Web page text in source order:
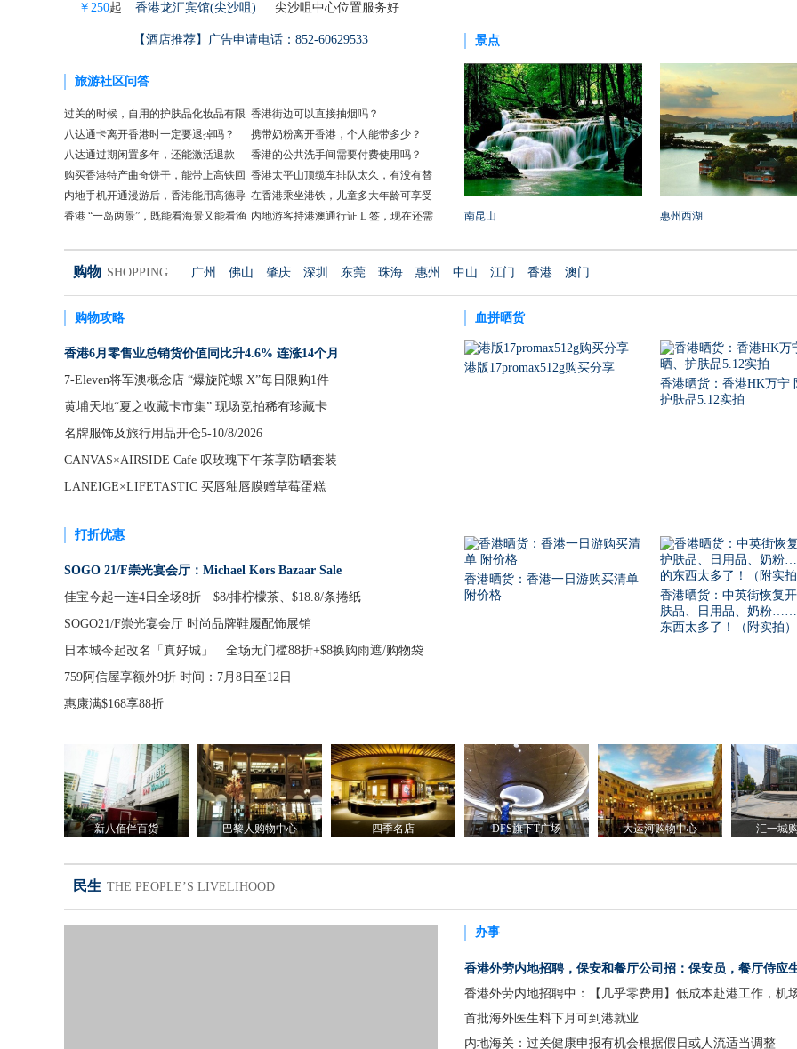
￥250起 香港龙汇宾馆(尖沙咀) 尖沙咀中心位置服务好
【酒店推荐】广告申请电话：852-60629533
旅游社区问答
过关的时候，自用的护肤品化妆品有限
购规定吗？
香港街边可以直接抽烟吗？
八达通卡离开香港时一定要退掉吗？
携带奶粉离开香港，个人能带多少？
八达通过期闲置多年，还能激活退款
吗？
香港的公共洗手间需要付费使用吗？
购买香港特产曲奇饼干，能带上高铁回
内地吗？
香港太平山顶缆车排队太久，有没有替
代上山方式？
内地手机开通漫游后，香港能用高德导
航吗？
在香港乘坐港铁，儿童多大年龄可享受
半价优惠票
香港 “一岛两景”，既能看海景又能看渔 内地游客持港澳通行证 L 签，现在还需
景点
南昆山 惠州西湖
购物 SHOPPING 广州 佛山 肇庆 深圳 东莞 珠海 惠州 中山 江门 香港 澳门
购物攻略
香港6月零售业总销货价值同比升4.6% 连涨14个月
7-Eleven将军澳概念店 “爆旋陀螺 X”每日限购1件
黄埔天地“夏之收藏卡市集” 现场竞拍稀有珍藏卡
名牌服饰及旅行用品开仓5-10/8/2026
CANVAS×AIRSIDE Cafe 叹玫瑰下午茶享防晒套装
LANEIGE×LIFETASTIC 买唇釉唇膜赠草莓蛋糕
打折优惠
SOGO 21/F崇光宴会厅：Michael Kors Bazaar Sale
佳宝今起一连4日全场8折 $8/排柠檬茶、$18.8/条捲纸
SOGO21/F崇光宴会厅 时尚品牌鞋履配饰展销
日本城今起改名「真好城」 全场无门槛88折+$8换购雨遮/购物袋
759阿信屋享额外9折 时间：7月8日至12日
惠康满$168享88折
血拼晒货
港版17promax512g购买分享
香港晒货：香港HK万宁
护肤品5.12实拍
香港晒货：香港一日游购买清单
附价格
香港晒货：中英街恢复
肤品、日用品、奶粉
东西太多了！（附实拍）
新八佰伴百货 巴黎人购物中心 四季名店 DFS旗下T广场 大运河购物中心 汇一城
民生 THE PEOPLE’S LIVELIHOOD
办事
香港外劳内地招聘，保安和餐厅公司招：保安员，餐厅侍应
碗，厨务员（工资1万3到1万8）
香港外劳内地招聘中：【几乎零费用】低成本赴港工作，机
务代表和航线服务技术员（工资2万）
首批海外医生料下月可到港就业
内地海关：过关健康申报有机会根据假日或人流适当调整